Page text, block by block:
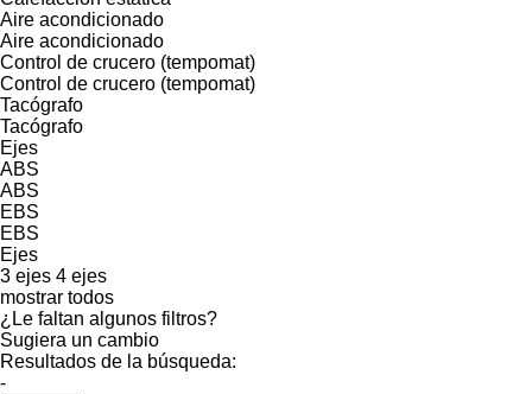
Aire acondicionado
Aire acondicionado
Control de crucero (tempomat)
Control de crucero (tempomat)
Tacógrafo
Tacógrafo
Ejes
ABS
ABS
EBS
EBS
Ejes
3 ejes 4 ejes
mostrar todos
¿Le faltan algunos filtros?
Sugiera un cambio
Resultados de la búsqueda:
-